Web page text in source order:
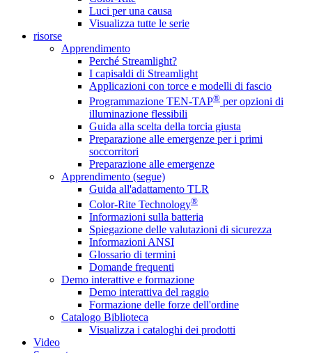
Luci per una causa
Visualizza tutte le serie
risorse
Apprendimento
Perché Streamlight?
I capisaldi di Streamlight
Applicazioni con torce e modelli di fascio
Programmazione TEN-TAP® per opzioni di
illuminazione flessibili
Guida alla scelta della torcia giusta
Preparazione alle emergenze per i primi
soccorritori
Preparazione alle emergenze
Apprendimento (segue)
Guida all'adattamento TLR
Color-Rite Technology®
Informazioni sulla batteria
Spiegazione delle valutazioni di sicurezza
Informazioni ANSI
Glossario di termini
Domande frequenti
Demo interattive e formazione
Demo interattiva del raggio
Formazione delle forze dell'ordine
Catalogo Biblioteca
Visualizza i cataloghi dei prodotti
Video